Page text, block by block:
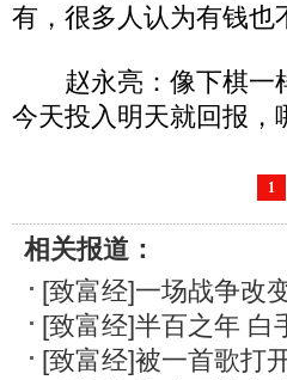
有，很多人认为有钱也
赵永亮：像下棋一
今天投入明天就回报，
1
相关报道：
[致富经]一场战争改
[致富经]半百之年 白
[致富经]被一首歌打